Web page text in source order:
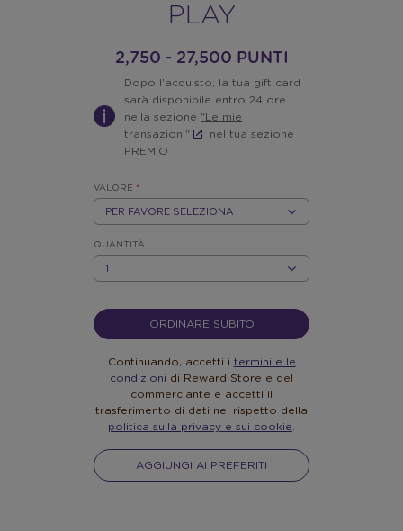
PLAY
2,750 - 27,500 PUNTI
Dopo l’acquisto, la tua gift card
sarà disponibile entro 24 ore
nella sezione "Le mie
transazioni"
nel tua sezione
PREMIO
VALORE *
5
QUANTITÀ
ORDINARE SUBITO
Continuando, accetti i termini e le
condizioni di Reward Store e del
commerciante e accetti il
trasferimento di dati nel rispetto della
politica sulla privacy e sui cookie
AGGIUNGI AI PREFERITI